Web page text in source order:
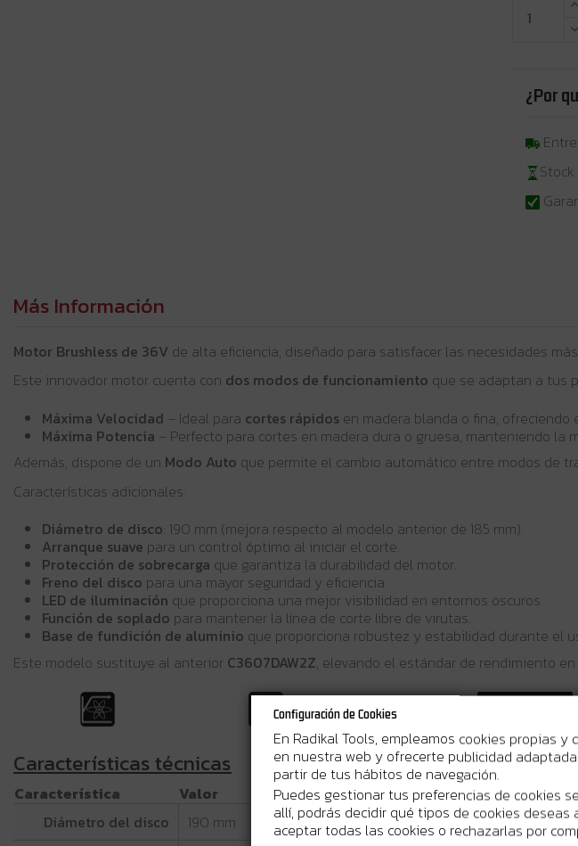
¿Por
Más Información
Motor Brushless de 36V de alta eficiencia, diseñado para satisfacer las necesidades
Este innovador motor cuenta con dos modos de funcionamiento que se adaptan a tus
Máxima Velocidad – Ideal para cortes rápidos en madera blanda o fina,
Máxima Potencia – Perfecto para cortes en madera dura o gruesa, manteniendo la
Además, dispone de un Modo Auto que permite el cambio automático entre modos de
Características adicionales:
Diámetro de disco: 190 mm (mejora respecto al modelo anterior de 185 mm).
Arranque suave para un control óptimo al iniciar el corte.
Protección de sobrecarga que garantiza la durabilidad del motor.
Freno del disco para una mayor seguridad y eficiencia.
LED de iluminación que proporciona una mejor visibilidad en entornos oscuros.
Función de soplado para mantener la línea de corte libre de virutas.
Base de fundición de aluminio que proporciona robustez y estabilidad durante el
Este modelo sustituye al anterior C3607DAW2Z, elevando el estándar de rendimiento
Características técnicas
Característica
Valor
Diámetro del disco
190 mm
Configuración de Cookies
En Radikal Tools, empleamos cookies propias
en nuestra web y ofrecerte publicidad
partir de tus hábitos de navegación.
Puedes gestionar tus preferencias de cookies
allí, podrás decidir qué tipos de cookies
aceptar todas las cookies o rechazarlas por